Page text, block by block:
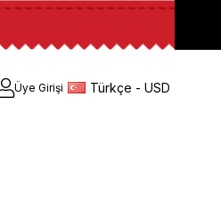
Üye Girişi Türkçe - USD